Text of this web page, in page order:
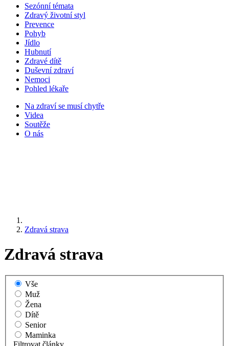
Sezónní témata
Zdravý životní styl
Prevence
Pohyb
Jídlo
Hubnutí
Zdravé dítě
Duševní zdraví
Nemoci
Pohled lékaře
Na zdraví se musí chytře
Videa
Soutěže
O nás
Zdravá strava
Zdravá strava
Vše
Muž
Žena
Dítě
Senior
Maminka